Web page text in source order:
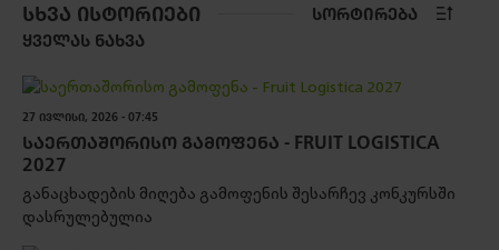
ᲡᲮᲕᲐ ᲘᲡᲢᲝᲠᲘᲔᲑᲘ
ᲡᲝᲠᲢᲘᲠᲔᲑᲐ
ᲧᲕᲔᲚᲐᲡ ᲜᲐᲮᲕᲐ
27 ᲘᲕᲚᲘᲡᲘ, 2026 - 07:45
ᲡᲐᲔᲠᲗᲐᲨᲝᲠᲘᲡᲝ ᲒᲐᲛᲝᲤᲔᲜᲐ - FRUIT LOGISTICA
2027
განაცხადების მიღება გამოფენის შესარჩევ კონკურსში
დასრულებულია